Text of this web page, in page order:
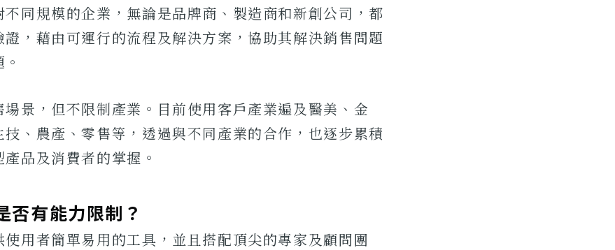
同規模的企業，無論是品牌商、製造商和新創公司，都
證，藉由可運行的流程及解決方案，協助其解決銷售問題
場景，但不限制產業。目前使用客戶產業遍及醫美、金
、農產、零售等，透過與不同產業的合作，也逐步累積
品及消費者的掌握。
否有能力限制？
用者簡單易用的工具，並且搭配頂尖的專家及顧問團